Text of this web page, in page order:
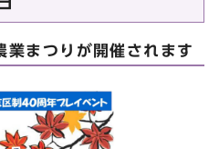
まつりが開催されます